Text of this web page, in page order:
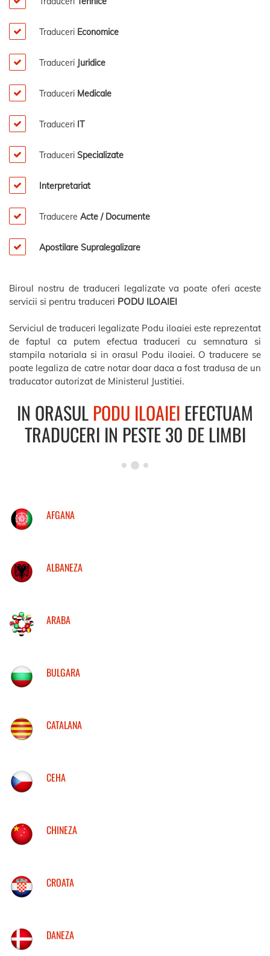
Traduceri Economice
Traduceri Juridice
Traduceri Medicale
Traduceri IT
Traduceri Specializate
Interpretariat
Traducere Acte / Documente
Apostilare Supralegalizare
Biroul nostru de traduceri legalizate va poate oferi aceste
servicii si pentru traduceri PODU ILOAIEI
Serviciul de traduceri legalizate Podu iloaiei este reprezentat
de faptul ca putem efectua traduceri cu semnatura si
stampila notariala si in orasul Podu iloaiei. O traducere se
poate legaliza de catre notar doar daca a fost tradusa de un
traducator autorizat de Ministerul Justitiei.
IN ORASULPODU ILOAIEI EFECTUAM
TRADUCERI IN PESTE 30 DE LIMBI
AFGANA
ALBANEZA
ARABA
BULGARA
CATALANA
CEHA
CHINEZA
CROATA
DANEZA